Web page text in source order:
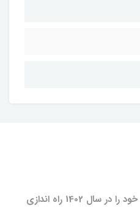
فروشگاه اینترنتی یراق گلد سایت خود را در سال 1402 راه اندازی